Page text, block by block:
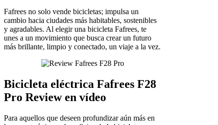
Fafrees no solo vende bicicletas; impulsa un
cambio hacia ciudades más habitables, sostenibles
y agradables. Al elegir una bicicleta Fafrees, te
unes a un movimiento que busca crear un futuro
más brillante, limpio y conectado, un viaje a la vez.
Bicicleta eléctrica Fafrees F28
Pro Review en vídeo
Para aquellos que deseen profundizar aún más en